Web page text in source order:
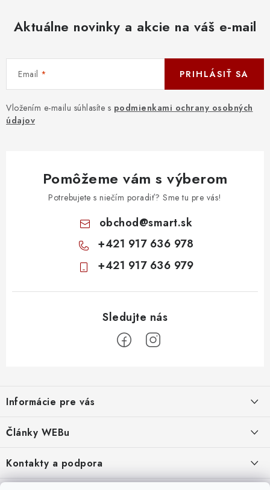
Aktuálne novinky a akcie na váš e-mail
Email
Vložením e-mailu súhlasíte s podmienkami ochrany osobných
údajov
PRIHLÁSIŤ SA
Pomôžeme vám s výberom
Potrebujete s niečím poradiť? Sme tu pre vás!
obchod@smart.sk
+421 917 636 978
+421 917 636 979
p
ä
e
Informácie pre vás
Obchodné podmienky
Moja objednávka
Články WEBu
16.6.2026
Kontakty a podpora
Predajňa a sídlo spoločnosti